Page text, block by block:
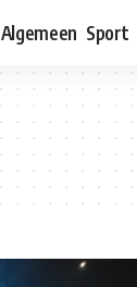
Algemeen Sport